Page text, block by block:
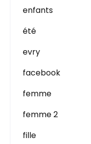
enfants
été
evry
facebook
femme
femme 2
fille